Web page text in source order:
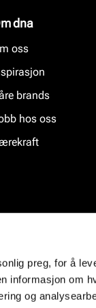
preg, for å
informasjon om
og
dna
oss
brands
hos oss